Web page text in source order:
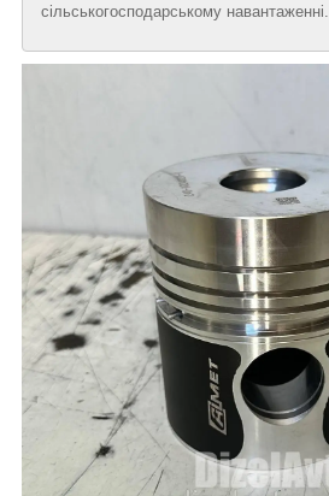
сільськогосподарському навантаженні.